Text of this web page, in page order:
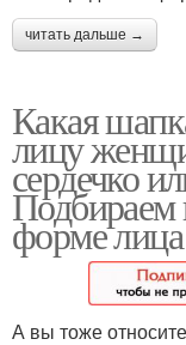
читать дальше →
Какая
лицу
сердечко
форме
А вы тоже